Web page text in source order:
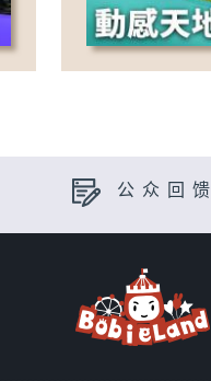
公众回馈